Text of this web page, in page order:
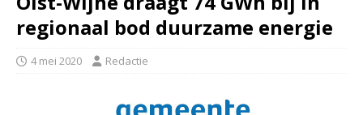
regionaal bod duurzame energie
4 mei 2020 Redactie